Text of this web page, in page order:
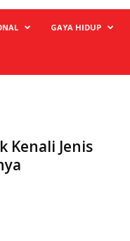
GAYA HIDUP
Kenali Jenis